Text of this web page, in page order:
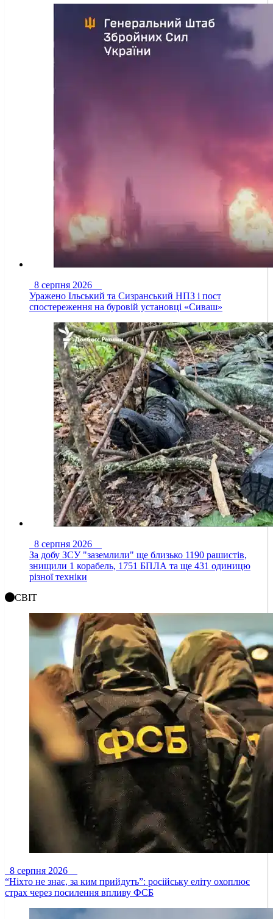
8 серпня 2026
Уражено Ільський та Сизранський НПЗ і пост
спостереження на буровій установці «Сиваш»
8 серпня 2026
За добу ЗСУ "заземлили" ще близько 1190 рашистів,
знищили 1 корабель, 1751 БПЛА та ще 431 одиницю
різної техніки
СВІТ
8 серпня 2026
“Ніхто не знає, за ким прийдуть”: російську еліту охоплює
страх через посилення впливу ФСБ